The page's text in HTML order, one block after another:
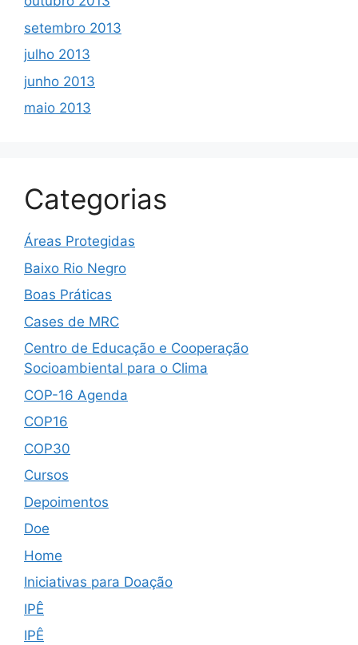
setembro 2013
julho 2013
junho 2013
maio 2013
Categorias
Áreas Protegidas
Baixo Rio Negro
Boas Práticas
Cases de MRC
Centro de Educação e Cooperação
Socioambiental para o Clima
COP-16 Agenda
COP16
COP30
Cursos
Depoimentos
Doe
Home
Iniciativas para Doação
IPÊ
IPÊ